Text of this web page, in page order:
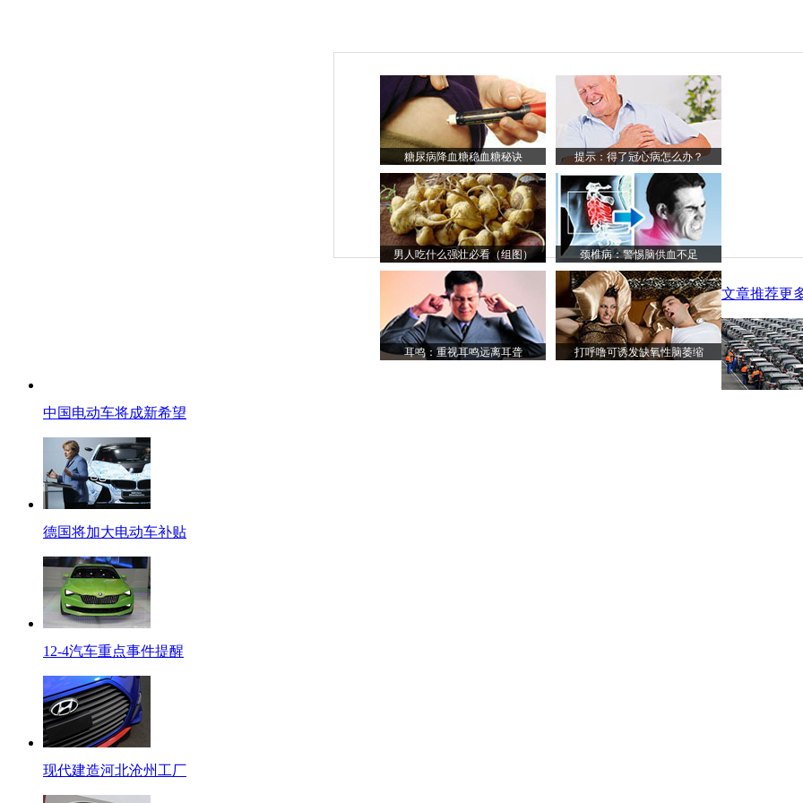
糖尿病降血糖稳血糖秘诀 提示：得了冠心病怎么办？
男人吃什么强壮必看（组图） 颈椎病：警惕脑供血不足
耳鸣：重视耳鸣远离耳聋 打呼噜可诱发缺氧性脑萎缩
文章推荐更
中国电动车将成新希望
德国将加大电动车补贴
12-4汽车重点事件提醒
现代建造河北沧州工厂